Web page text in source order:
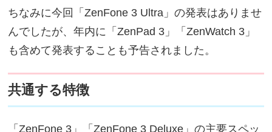
ちなみに今回「ZenFone 3 Ultra」の発表はありませ
んでしたが、年内に「ZenPad 3」「ZenWatch 3」
も含めて発表することも予告されました。
共通する特徴
「ZenFone 3」「ZenFone 3 Deluxe」の主要スペッ